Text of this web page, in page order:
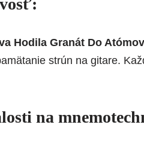
Hodila Granát Do
strún na gitare.
na